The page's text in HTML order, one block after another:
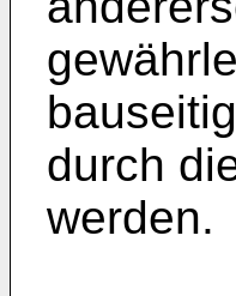
durch
werden.